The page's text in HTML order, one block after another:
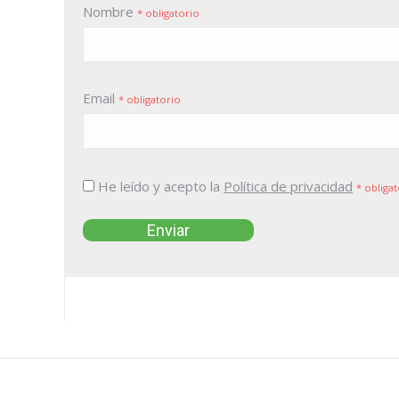
Nombre * obligatorio
Email * obligatorio
He leído y acepto la Política de privacidad *